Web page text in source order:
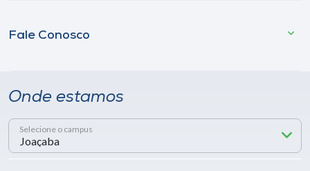
Fale Conosco
Onde estamos
Selecione o campus